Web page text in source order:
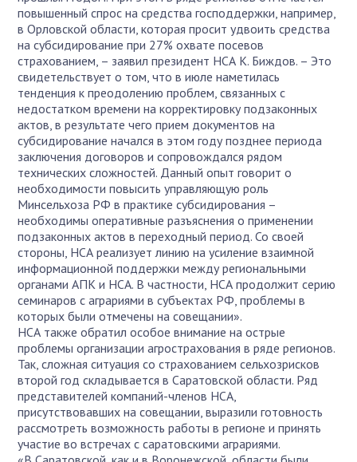
повышенный спрос на средства господдержки, например,
в Орловской области, которая просит удвоить средства
на субсидирование при 27% охвате посевов
страхованием, – заявил президент НСА К. Биждов. – Это
свидетельствует о том, что в июле наметилась
тенденция к преодолению проблем, связанных с
недостатком времени на корректировку подзаконных
актов, в результате чего прием документов на
субсидирование начался в этом году позднее периода
заключения договоров и сопровождался рядом
технических сложностей. Данный опыт говорит о
необходимости повысить управляющую роль
Минсельхоза РФ в практике субсидирования –
необходимы оперативные разъяснения о применении
подзаконных актов в переходный период. Со своей
стороны, НСА реализует линию на усиление взаимной
информационной поддержки между региональными
органами АПК и НСА. В частности, НСА продолжит серию
семинаров с аграриями в субъектах РФ, проблемы в
которых были отмечены на совещании».
НСА также обратил особое внимание на острые
проблемы организации агрострахования в ряде регионов.
Так, сложная ситуация со страхованием сельхозрисков
второй год складывается в Саратовской области. Ряд
представителей компаний-членов НСА,
присутствовавших на совещании, выразили готовность
рассмотреть возможность работы в регионе и принять
участие во встречах с саратовскими аграриями.